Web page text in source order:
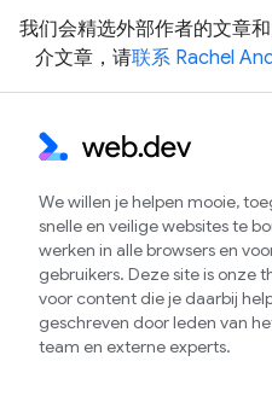
我们会精选外部作者的文章
介文章，请联系 Rachel
We willen je helpen mooie,
snelle en veilige websites te
werken in alle browsers en
gebruikers. Deze site is onze
voor content die je daarbij
geschreven door leden van
team en externe experts.